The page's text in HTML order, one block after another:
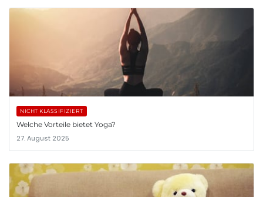
NICHT KLASSIFIZIERT
Welche Vorteile bietet Yoga?
27. August 2025